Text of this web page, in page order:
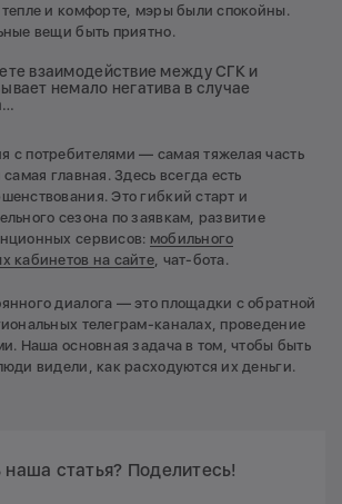
и комфорте, мэры были спокойны.
вещи быть приятно.
взаимодействие между СГК и
немало негатива в случае
с потребителями — самая тяжелая часть
главная. Здесь всегда есть
Это гибкий старт и
сезона по заявкам, развитие
сервисов: мобильного
кабинетов на сайте, чат-бота.
диалога — это площадки с обратной
телеграм-каналах, проведение
Наша основная задача в том, чтобы быть
видели, как расходуются их деньги.
статья? Поделитесь!